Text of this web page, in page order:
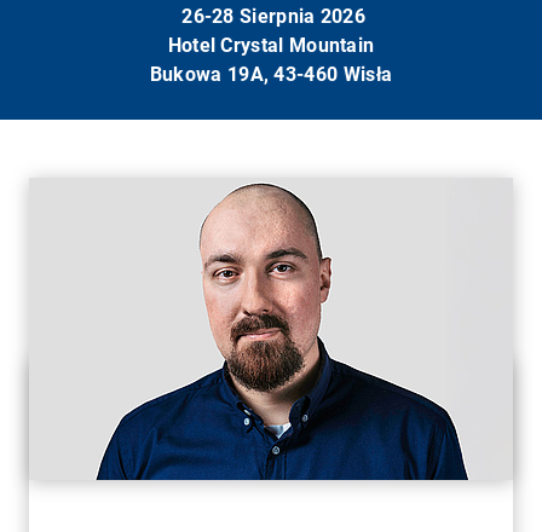
26-28 Sierpnia 2026
Hotel Crystal Mountain
Bukowa 19A, 43-460 Wisła